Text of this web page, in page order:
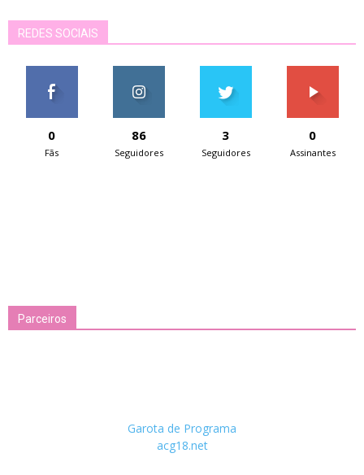
REDES SOCIAIS
0
Fãs
86
Seguidores
3
Seguidores
0
Assinantes
Parceiros
Garota de Programa
acg18.net